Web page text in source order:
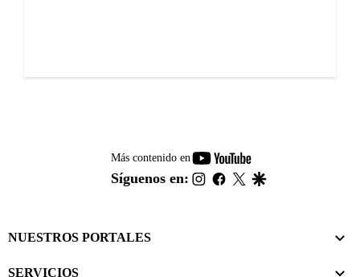
Más contenido en
youtube-
footer
Síguenos en: instagram
facebook
twitter
NUESTROS PORTALES
SERVICIOS